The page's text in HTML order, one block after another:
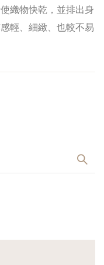
織物快乾，並排出身
輕、細緻、也較不易